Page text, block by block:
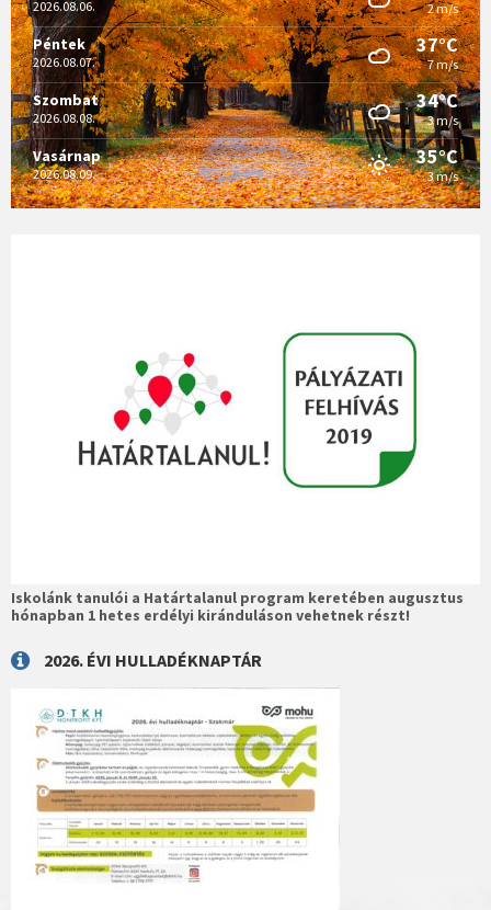
2026.08.06. 2 m/s
Péntek
2026.08.07.
37°C
7 m/s
Szombat
2026.08.08.
34°C
3 m/s
Vasárnap
2026.08.09.
35°C
3 m/s
Iskolánk tanulói a Határtalanul program keretében augusztus
hónapban 1 hetes erdélyi kiránduláson vehetnek részt!
2026. ÉVI HULLADÉKNAPTÁR